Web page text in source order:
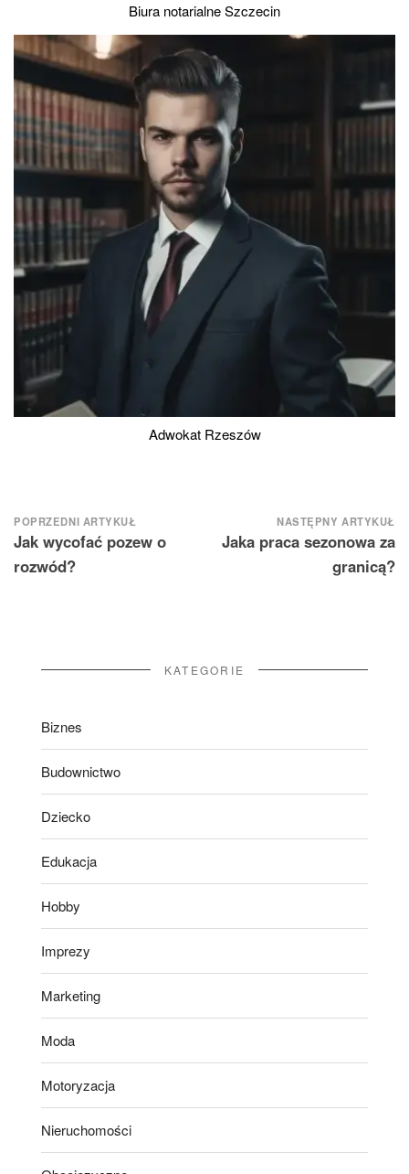
Biura notarialne Szczecin
Adwokat Rzeszów
Nawigacja
wpisu
POPRZEDNI ARTYKUŁ
Jak wycofać pozew o
rozwód?
NASTĘPNY ARTYKUŁ
Jaka praca sezonowa za
granicą?
KATEGORIE
Biznes
Budownictwo
Dziecko
Edukacja
Hobby
Imprezy
Marketing
Moda
Motoryzacja
Nieruchomości